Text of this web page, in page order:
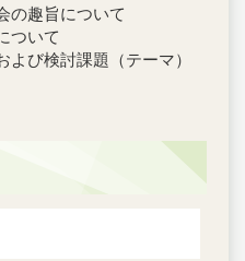
の趣旨について
ついて
び検討課題（テーマ）